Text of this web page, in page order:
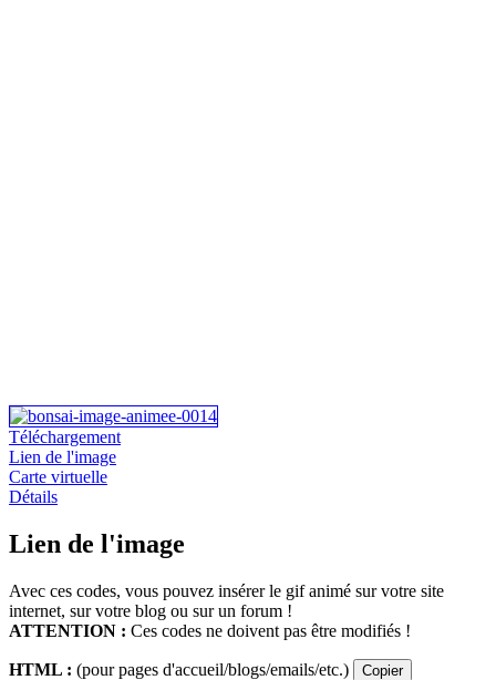
Téléchargement
Lien de l'image
Carte virtuelle
Détails
Lien de l'image
Avec ces codes, vous pouvez insérer le gif animé sur votre site
internet, sur votre blog ou sur un forum !
ATTENTION : Ces codes ne doivent pas être modifiés !
HTML : (pour pages d'accueil/blogs/emails/etc.) Copier